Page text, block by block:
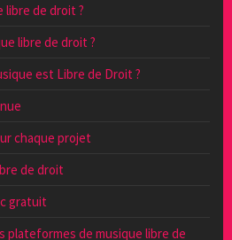
libre de droit ?
libre de droit ?
est Libre de Droit ?
chaque projet
de droit
gratuit
plateformes de musique libre de